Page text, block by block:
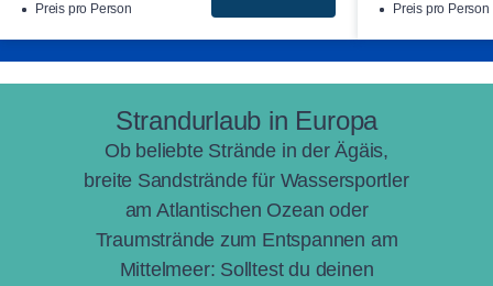
Preis pro Person
Preis pro Person
Strandurlaub in Europa
Ob beliebte Strände in der Ägäis,
breite Sandstrände für Wassersportler
am Atlantischen Ozean oder
Traumstrände zum Entspannen am
Mittelmeer: Solltest du deinen